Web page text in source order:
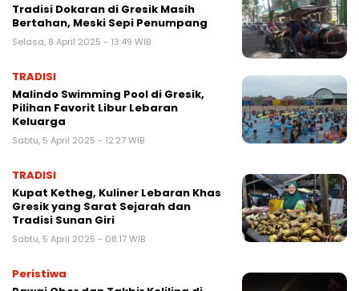
Tradisi Dokaran di Gresik Masih
Bertahan, Meski Sepi Penumpang
Selasa, 8 April 2025 - 13:49 WIB
TRADISI
Malindo Swimming Pool di Gresik,
Pilihan Favorit Libur Lebaran
Keluarga
Sabtu, 5 April 2025 - 12:27 WIB
TRADISI
Kupat Ketheg, Kuliner Lebaran Khas
Gresik yang Sarat Sejarah dan
Tradisi Sunan Giri
Sabtu, 5 April 2025 - 08:17 WIB
Peristiwa